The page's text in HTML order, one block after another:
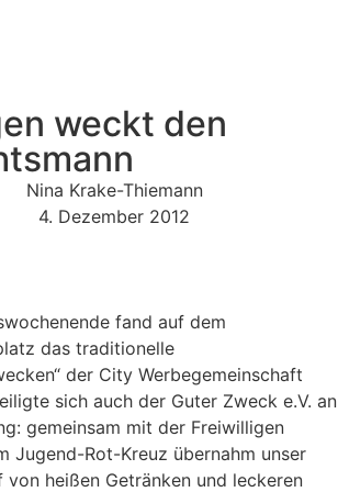
weckt den
Nina Krake-Thiemann
4. Dezember 2012
fand auf dem
das traditionelle
der City Werbegemeinschaft
sich auch der Guter Zweck e.V. an
gemeinsam mit der Freiwilligen
Jugend-Rot-Kreuz übernahm unser
von heißen Getränken und leckeren